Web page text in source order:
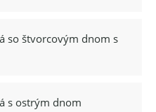
so štvorcovým dnom s
s ostrým dnom